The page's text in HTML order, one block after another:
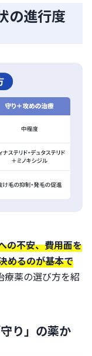
の進行度
の不安、費用面を
めるのが基本で
療薬の選び方を紹
り」の薬か